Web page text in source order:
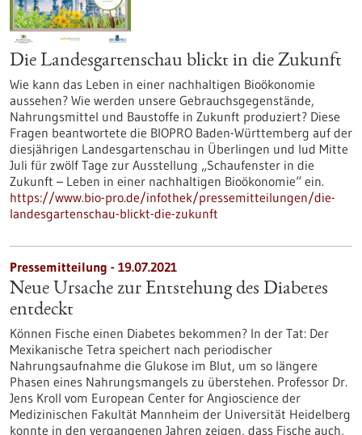
Die Landesgartenschau blickt in die Zukunft
Wie kann das Leben in einer nachhaltigen Bioökonomie
aussehen? Wie werden unsere Gebrauchsgegenstände,
Nahrungsmittel und Baustoffe in Zukunft produziert? Diese
Fragen beantwortete die BIOPRO Baden-Württemberg auf der
diesjährigen Landesgartenschau in Überlingen und lud Mitte
Juli für zwölf Tage zur Ausstellung „Schaufenster in die
Zukunft – Leben in einer nachhaltigen Bioökonomie“ ein.
https://www.bio-pro.de/infothek/pressemitteilungen/die-
landesgartenschau-blickt-die-zukunft
Pressemitteilung - 19.07.2021
Neue Ursache zur Entstehung des Diabetes
entdeckt
Können Fische einen Diabetes bekommen? In der Tat: Der
Mexikanische Tetra speichert nach periodischer
Nahrungsaufnahme die Glukose im Blut, um so längere
Phasen eines Nahrungsmangels zu überstehen. Professor Dr.
Jens Kroll vom European Center for Angioscience der
Medizinischen Fakultät Mannheim der Universität Heidelberg
konnte in den vergangenen Jahren zeigen, dass Fische auch,